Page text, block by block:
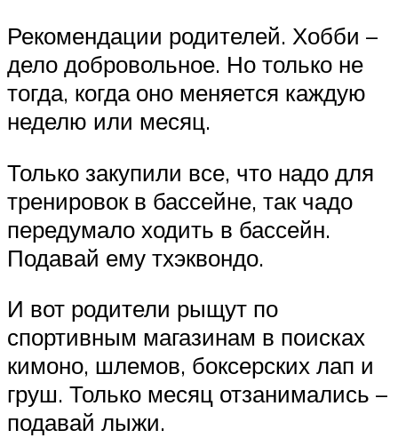
Рекомендации родителей. Хобби –
дело добровольное. Но только не
тогда, когда оно меняется каждую
неделю или месяц.
Только закупили все, что надо для
тренировок в бассейне, так чадо
передумало ходить в бассейн.
Подавай ему тхэквондо.
И вот родители рыщут по
спортивным магазинам в поисках
кимоно, шлемов, боксерских лап и
груш. Только месяц отзанимались –
подавай лыжи.